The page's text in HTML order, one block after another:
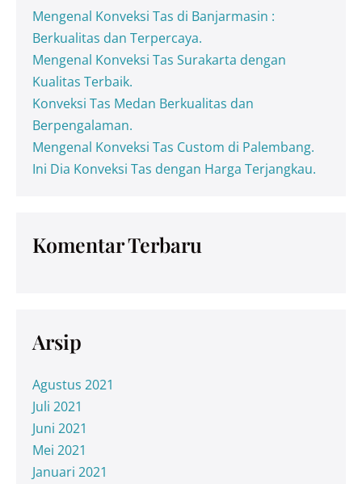
Mengenal Konveksi Tas di Banjarmasin :
Berkualitas dan Terpercaya.
Mengenal Konveksi Tas Surakarta dengan
Kualitas Terbaik.
Konveksi Tas Medan Berkualitas dan
Berpengalaman.
Mengenal Konveksi Tas Custom di Palembang.
Ini Dia Konveksi Tas dengan Harga Terjangkau.
Komentar Terbaru
Arsip
Agustus 2021
Juli 2021
Juni 2021
Mei 2021
Januari 2021